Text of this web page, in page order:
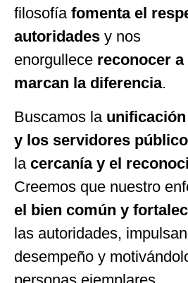
filosofía fomenta el
autoridades y nos
enorgullece reconocer
marcan la diferencia.
​Buscamos la
y los servidores
la cercanía y el
Creemos que nuestro
el bien común y
las autoridades,
desempeño y